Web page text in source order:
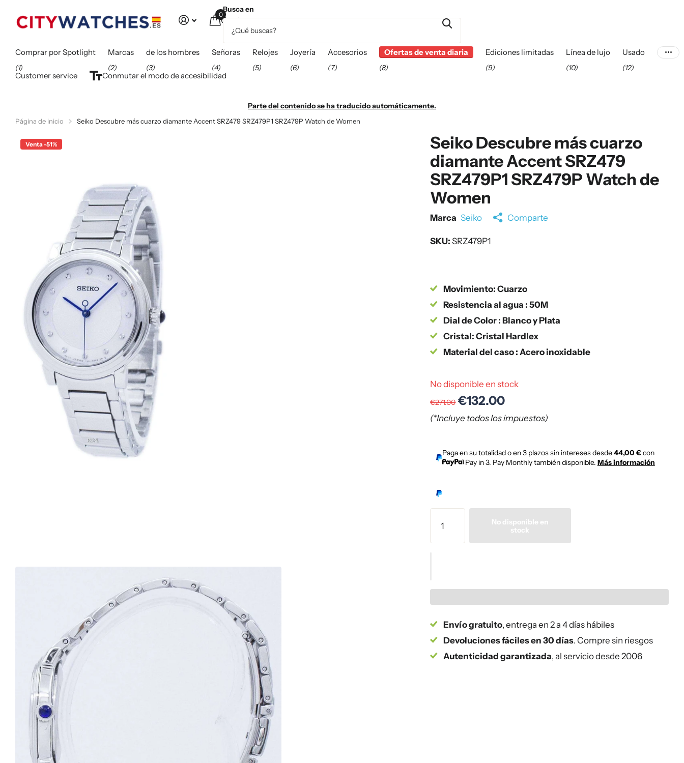
Busca en
Cesta
0
Comprar por Spotlight
(1)
Marcas
(2)
de los hombres
(3)
Señoras
(4)
Relojes
(5)
Joyería
(6)
Accesorios
(7)
Ofertas de venta diaria
(8)
Ediciones limitadas
(9)
Línea de lujo
(10)
Usado
(12)
Customer service Conmutar el modo de accesibilidad
Parte del contenido se ha traducido automáticamente.
Página de inicio Seiko Descubre más cuarzo diamante Accent SRZ479 SRZ479P1 SRZ479P Watch de Women
Venta -51%
Seiko Descubre más cuarzo
diamante Accent SRZ479
SRZ479P1 SRZ479P Watch de
Women
Marca Seiko Comparte
SKU:SRZ479P1
Movimiento: Cuarzo
Resistencia al agua : 50M
Dial de Color : Blanco y Plata
Cristal: Cristal Hardlex
Material del caso : Acero inoxidable
No disponible en stock
€271.00€132.00
(*Incluye todos los impuestos)
Paga en su totalidad o en 3 plazos sin intereses desde44,00 €con
Pay in 3. Pay Monthly también disponible. Más información
No disponible en
stock
Envío gratuito, entrega en 2 a 4 días hábiles
Devoluciones fáciles en 30 días. Compre sin riesgos
Autenticidad garantizada, al servicio desde 2006